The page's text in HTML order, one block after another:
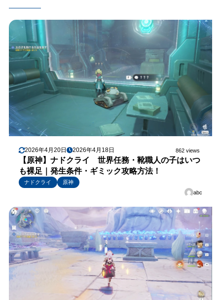
2026年4月20日 2026年4月18日 862 views
【原神】ナドクライ 世界任務・靴職人の子はいつ
も裸足｜発生条件・ギミック攻略方法！
ナドクライ
原神
abc